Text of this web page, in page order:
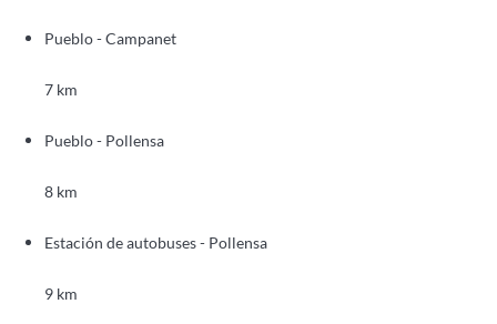
Pueblo - Campanet
7 km
Pueblo - Pollensa
8 km
Estación de autobuses - Pollensa
9 km